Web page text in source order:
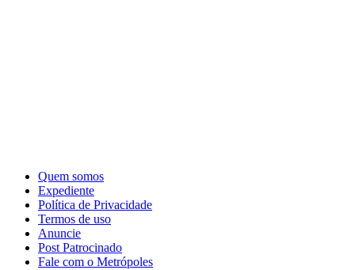
Quem somos
Expediente
Política de Privacidade
Termos de uso
Anuncie
Post Patrocinado
Fale com o Metrópoles